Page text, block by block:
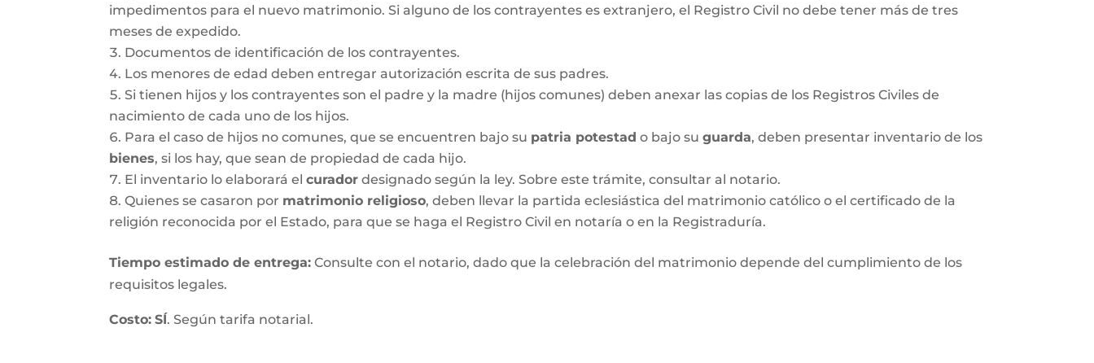
impedimentos para el nuevo matrimonio. Si alguno de los contrayentes es extranjero, el Registro Civil no debe tener más de tres
meses de expedido.
Documentos de identificación de los contrayentes.
Los menores de edad deben entregar autorización escrita de sus padres.
Si tienen hijos y los contrayentes son el padre y la madre (hijos comunes) deben anexar las copias de los Registros Civiles de
nacimiento de cada uno de los hijos.
Para el caso de hijos no comunes, que se encuentren bajo su patria potestad o bajo suguarda, deben presentar inventario de los
bienes, si los hay, que sean de propiedad de cada hijo.
El inventario lo elaborará elcurador designado según la ley. Sobre este trámite, consultar al notario.
Quienes se casaron por matrimonio religioso, deben llevar la partida eclesiástica del matrimonio católico o el certificado de la
religión reconocida por el Estado, para que se haga el Registro Civil en notaría o en la Registraduría.
Tiempo estimado de entrega: Consulte con el notario, dado que la celebración del matrimonio depende del cumplimiento de los
requisitos legales.
Costo: SÍ. Según tarifa notarial.